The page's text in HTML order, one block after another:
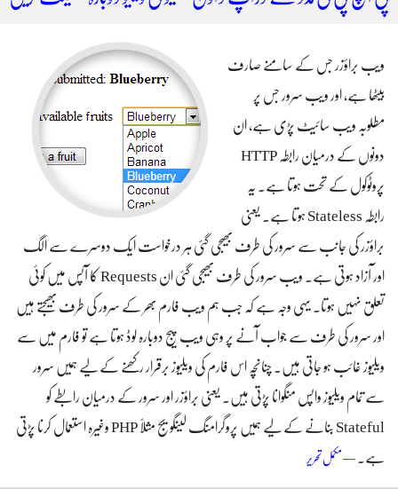
ویب براؤزر جس کے سامنے صارف
بیٹھا ہے، اور ویب سرور جس پر
مطلوبہ ویب سائیٹ پڑی ہے، ان
دونوں کے درمیان رابطہ HTTP
پروٹوکول کے تحت ہوتا ہے۔ یہ
رابطہ Stateless ہوتا ہے۔ یعنی
براؤزر کی جانب سے سرور کی طرف بھیجی گئی ہر درخواست ایک دوسرے سے الگ
اور آزاد ہوتی ہے۔ ویب سرور کی طرف بھیجی گئی ان Requests کا آپس میں کوئی
تعلق نہیں ہوتا۔ یہی وجہ ہے کہ جب ہم ویب فارم بھر کے سرور کی طرف بھیجتے ہیں
اور سرور کی طرف سے جواب آنے پر وہی ویب پیج دوبارہ لوڈ ہوتا ہے تو فارم میں سے
ویلیوز غائب ہو جاتی ہیں۔ چنانچہ اس فارم کی ویلیوز برقرار رکھنے کے لیے ہمیں سرور
سے تمام ویلیوز واپس منگوانا پڑتی ہیں۔ یعنی براؤزر اور سرور کے درمیان رابطے کو
Stateful بنانے کے لیے ہمیں پروگرامنگ لینگویج مثلاً‌ PHP وغیرہ استعمال کرنا پڑتی
ہے۔ — مکمل تحریر